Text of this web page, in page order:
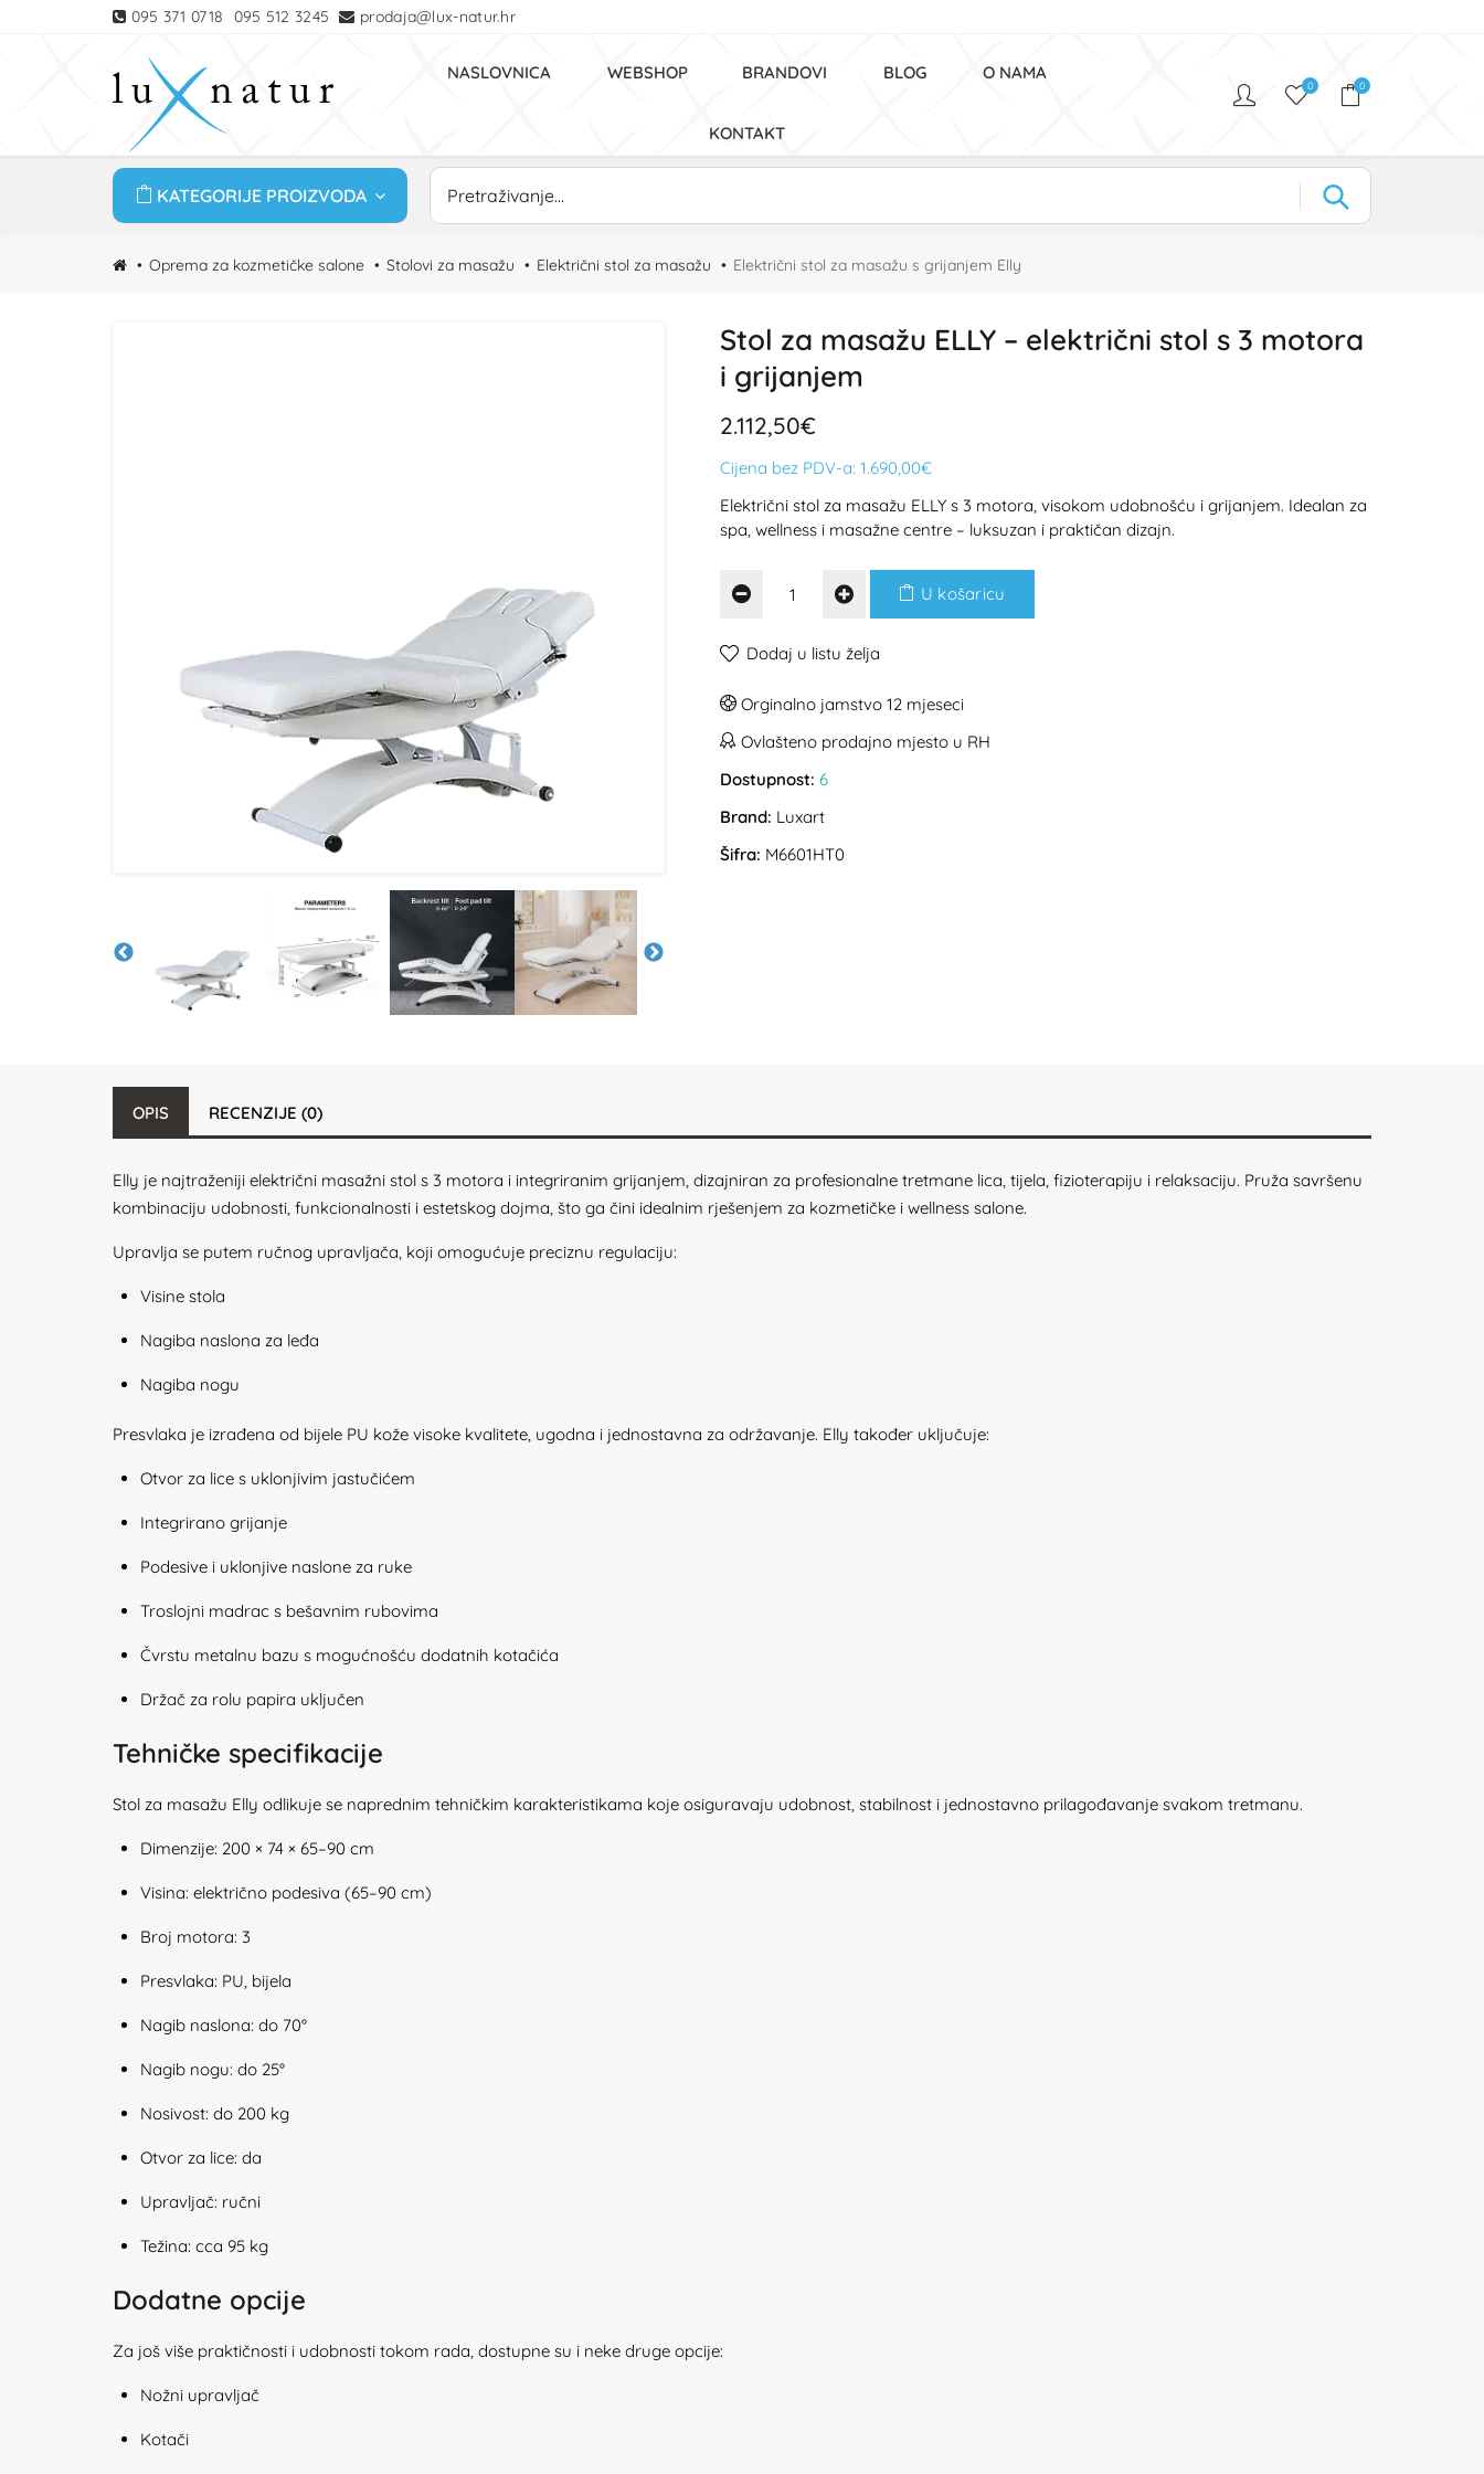
095 371 0718 095 512 3245 prodaja@lux-natur.hr
NASLOVNICA WEBSHOP BRANDOVI BLOG O NAMA
KONTAKT
0 0
KATEGORIJE PROIZVODA
Oprema za kozmetičke salone Stolovi za masažu Električni stol za masažu Električni stol za masažu s grijanjem Elly
Stol za masažu ELLY – električni stol s 3 motora
i grijanjem
2.112,50€
Cijena bez PDV-a: 1.690,00€
Električni stol za masažu ELLY s 3 motora, visokom udobnošću i grijanjem. Idealan za
spa, wellness i masažne centre – luksuzan i praktičan dizajn.
U košaricu
Dodaj u listu želja
Orginalno jamstvo 12 mjeseci
Ovlašteno prodajno mjesto u RH
Dostupnost: 6
Brand: Luxart
Šifra: M6601HT0
OPIS RECENZIJE (0)
Elly je najtraženiji električni masažni stol s 3 motora i integriranim grijanjem, dizajniran za profesionalne tretmane lica, tijela, fizioterapiju i relaksaciju. Pruža savršenu
kombinaciju udobnosti, funkcionalnosti i estetskog dojma, što ga čini idealnim rješenjem za kozmetičke i wellness salone.
Upravlja se putem ručnog upravljača, koji omogućuje preciznu regulaciju:
Visine stola
Nagiba naslona za leđa
Nagiba nogu
Presvlaka je izrađena od bijele PU kože visoke kvalitete, ugodna i jednostavna za održavanje. Elly također uključuje:
Otvor za lice s uklonjivim jastučićem
Integrirano grijanje
Podesive i uklonjive naslone za ruke
Troslojni madrac s bešavnim rubovima
Čvrstu metalnu bazu s mogućnošću dodatnih kotačića
Držač za rolu papira uključen
Tehničke specifikacije
Stol za masažu Elly odlikuje se naprednim tehničkim karakteristikama koje osiguravaju udobnost, stabilnost i jednostavno prilagođavanje svakom tretmanu.
Dimenzije: 200 × 74 × 65–90 cm
Visina: električno podesiva (65–90 cm)
Broj motora: 3
Presvlaka: PU, bijela
Nagib naslona: do 70°
Nagib nogu: do 25°
Nosivost: do 200 kg
Otvor za lice: da
Upravljač: ručni
Težina: cca 95 kg
Dodatne opcije
Za još više praktičnosti i udobnosti tokom rada, dostupne su i neke druge opcije:
Nožni upravljač
Kotači